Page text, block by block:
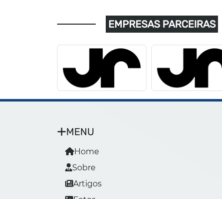
EMPRESAS PARCEIRAS
MENU
Home
Sobre
Artigos